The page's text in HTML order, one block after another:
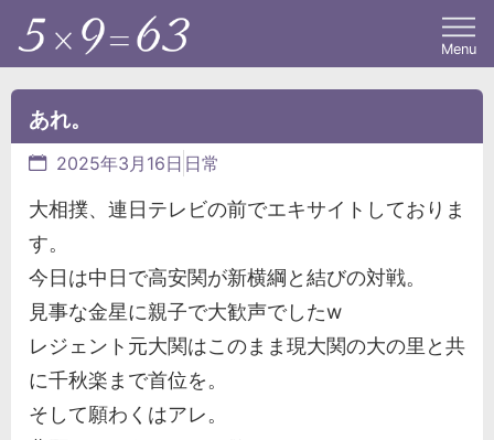
Menu
あれ。
2025年3月16日 日常
大相撲、連日テレビの前でエキサイトしておりま
す。
今日は中日で高安関が新横綱と結びの対戦。
見事な金星に親子で大歓声でしたw
レジェント元大関はこのまま現大関の大の里と共
に千秋楽まで首位を。
そして願わくはアレ。